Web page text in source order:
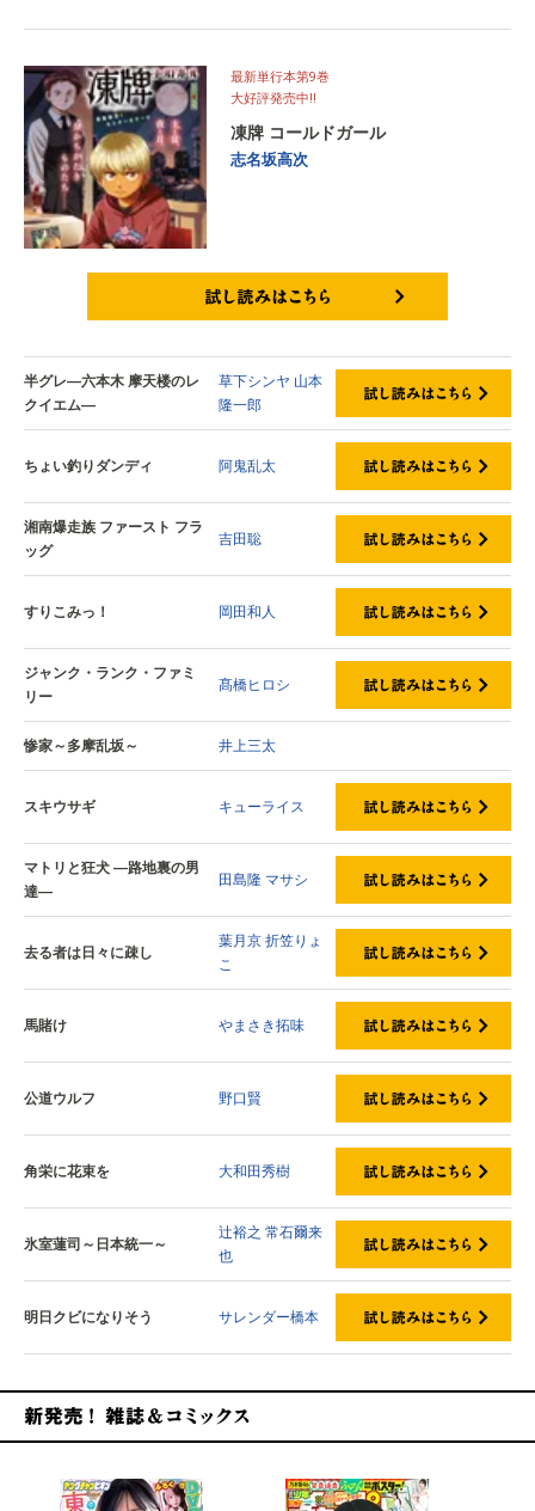
最新単行本第9巻
大好評発売中‼
凍牌 コールドガール
志名坂高次
半グレ―六本木 摩天楼のレ
クイエム―
草下シンヤ 山本
隆一郎
ちょい釣りダンディ 阿鬼乱太
湘南爆走族 ファースト フラ
ッグ
吉田聡
すりこみっ！ 岡田和人
ジャンク・ランク・ファミ
リー
髙橋ヒロシ
惨家～多摩乱坂～ 井上三太
スキウサギ キューライス
マトリと狂犬 ―路地裏の男
達―
田島隆 マサシ
去る者は日々に疎し
葉月京折笠りょ
こ
馬賭け やまさき拓味
公道ウルフ 野口賢
角栄に花束を 大和田秀樹
氷室蓮司～日本統一～
辻裕之 常石爾来
也
明日クビになりそう サレンダー橋本